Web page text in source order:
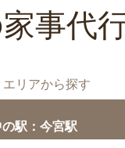
事代
エリアから探す
駅：今宮駅